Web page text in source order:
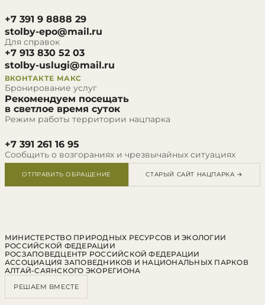
+7 391 9 8888 29
stolby-epo@mail.ru
Для справок
+7 913 830 52 03
stolby-uslugi@mail.ru
ВКОНТАКТЕ МАКС
Бронирование услуг
Рекомендуем посещать
в светлое время суток
Режим работы территории нацпарка
+7 391 261 16 95
Сообщить о возгораниях и чрезвычайных ситуациях
ОТПРАВИТЬ ОБРАЩЕНИЕ СТАРЫЙ САЙТ НАЦПАРКА →
МИНИСТЕРСТВО ПРИРОДНЫХ РЕСУРСОВ И ЭКОЛОГИИ
РОССИЙСКОЙ ФЕДЕРАЦИИ
РОСЗАПОВЕДЦЕНТР РОССИЙСКОЙ ФЕДЕРАЦИИ
АССОЦИАЦИЯ ЗАПОВЕДНИКОВ И НАЦИОНАЛЬНЫХ ПАРКОВ
АЛТАЙ-САЯНСКОГО ЭКОРЕГИОНА
РЕШАЕМ ВМЕСТЕ